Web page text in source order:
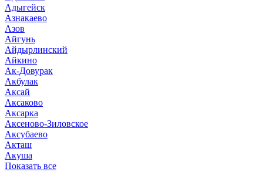
Адыгейск
Азнакаево
Азов
Айгунь
Айдырлинский
Айкино
Ак-Довурак
Акбулак
Аксай
Аксаково
Аксарка
Аксеново-Зиловское
Аксубаево
Акташ
Акуша
Показать все